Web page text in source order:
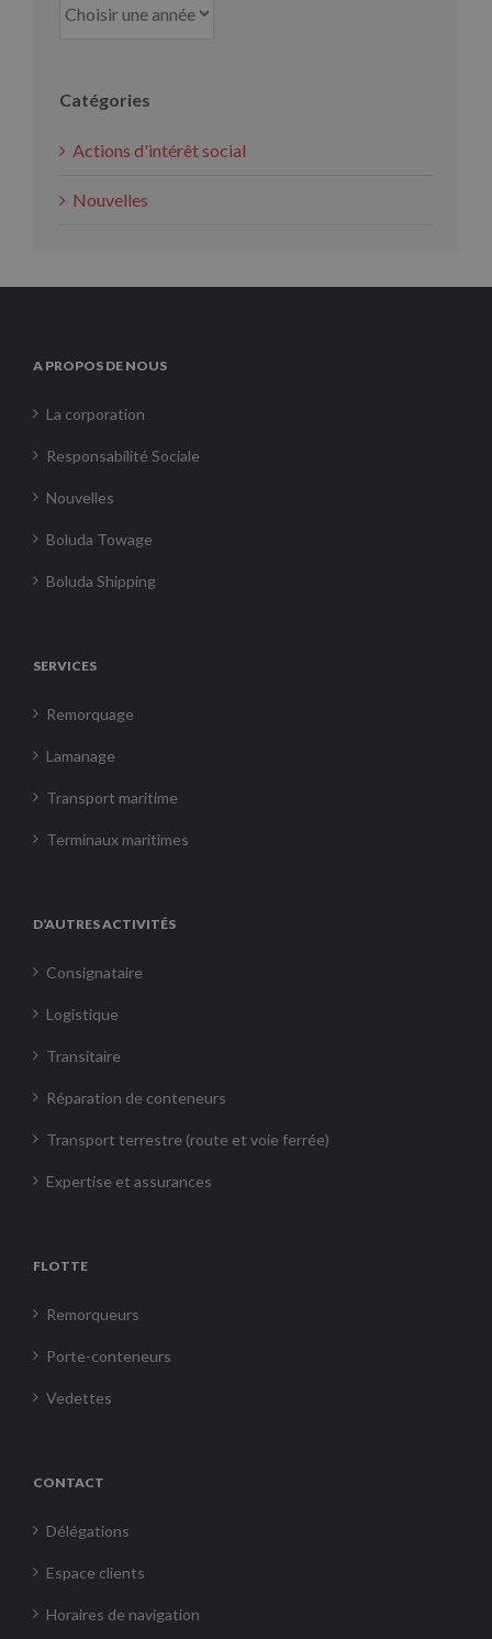
Catégories
Actions d'intérêt social
Nouvelles
A PROPOS DE NOUS
La corporation
Responsabilité Sociale
Nouvelles
Boluda Towage
Boluda Shipping
SERVICES
Remorquage
Lamanage
Transport maritime
Terminaux maritimes
D’AUTRES ACTIVITÉS
Consignataire
Logistique
Transitaire
Réparation de conteneurs
Transport terrestre (route et voie ferrée)
Expertise et assurances
FLOTTE
Remorqueurs
Porte-conteneurs
Vedettes
CONTACT
Délégations
Espace clients
Horaires de navigation